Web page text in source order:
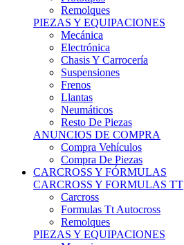
Remolques
PIEZAS Y EQUIPACIONES
Mecánica
Electrónica
Chasis Y Carrocería
Suspensiones
Frenos
Llantas
Neumáticos
Resto De Piezas
ANUNCIOS DE COMPRA
Compra Vehículos
Compra De Piezas
CARCROSS Y FÓRMULAS
CARCROSS Y FORMULAS TT
Carcross
Formulas Tt Autocross
Remolques
PIEZAS Y EQUIPACIONES